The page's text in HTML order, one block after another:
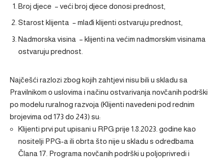
Broj djece – veći broj djece donosi prednost,
Starost klijenta – mlađi klijenti ostvaruju prednost,
Nadmorska visina – klijenti na većim nadmorskim visinama
ostvaruju prednost.
Najčešći razlozi zbog kojih zahtjevi nisu bili u skladu sa
Pravilnikom o uslovima i načinu ostvarivanja novčanih podrški
po modelu ruralnog razvoja (Klijenti navedeni pod rednim
brojevima od 173 do 243) su:
Klijenti prvi put upisani u RPG prije 1.8.2023. godine kao
nositelji PPG-a ili obrta što nije u skladu s odredbama
Člana 17. Programa novčanih podrški u poljoprivredi i